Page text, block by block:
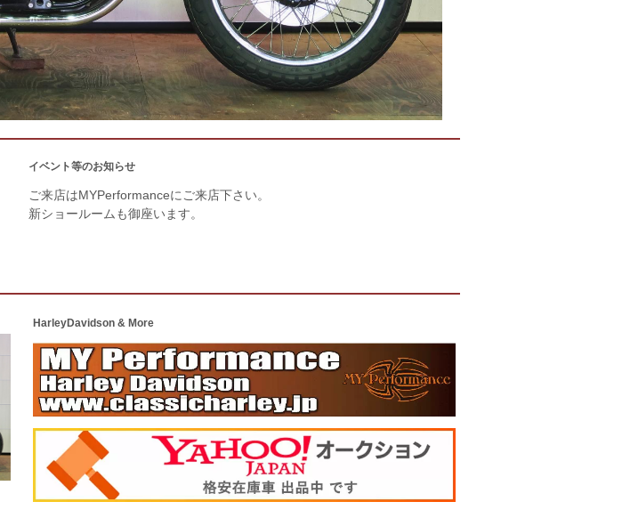
イベント等のお知らせ
ご来店はMYPerformanceにご来店下さい。
新ショールームも御座います。
HarleyDavidson & More